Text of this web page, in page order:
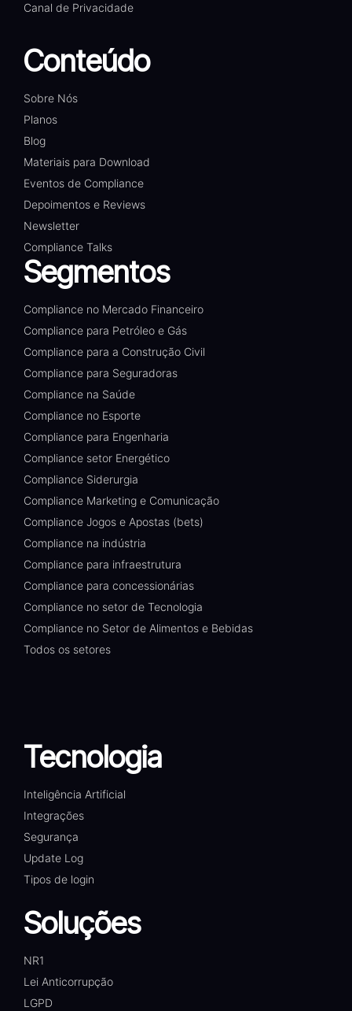
Canal de Privacidade
Conteúdo
Sobre Nós
Planos
Blog
Materiais para Download
Eventos de Compliance
Depoimentos e Reviews
Newsletter
Compliance Talks
Segmentos
Compliance no Mercado Financeiro
Compliance para Petróleo e Gás
Compliance para a Construção Civil
Compliance para Seguradoras
Compliance na Saúde
Compliance no Esporte
Compliance para Engenharia
Compliance setor Energético
Compliance Siderurgia
Compliance Marketing e Comunicação
Compliance Jogos e Apostas (bets)
Compliance na indústria
Compliance para infraestrutura
Compliance para concessionárias
Compliance no setor de Tecnologia
Compliance no Setor de Alimentos e Bebidas
Todos os setores
Tecnologia
Inteligência Artificial
Integrações
Segurança
Update Log
Tipos de login
Soluções
NR1
Lei Anticorrupção
LGPD